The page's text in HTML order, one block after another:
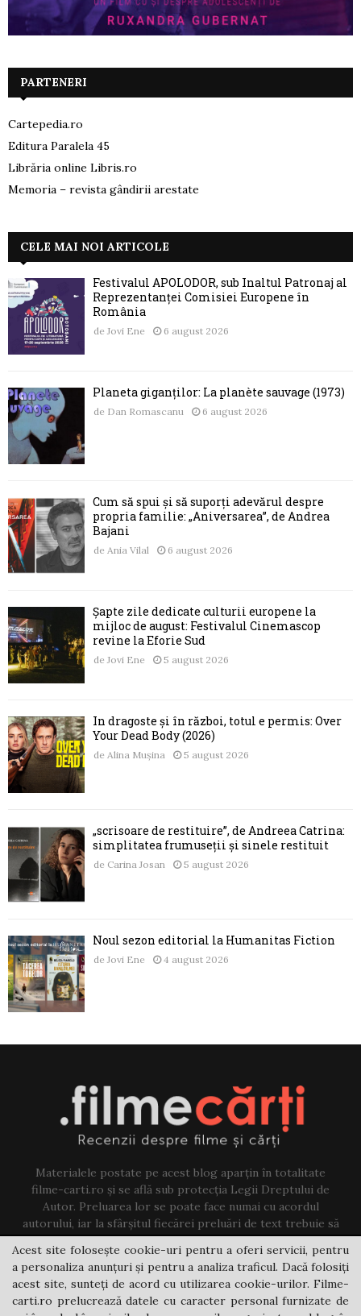
PARTENERI
Cartepedia.ro
Editura Paralela 45
Librăria online Libris.ro
Memoria – revista gândirii arestate
CELE MAI NOI ARTICOLE
Festivalul APOLODOR, sub Înaltul Patronaj al
Reprezentanței Comisiei Europene în
România
de Jovi Ene 6 august 2026
Planeta giganților: La planète sauvage (1973)
de Dan Romascanu 6 august 2026
Cum să spui și să suporți adevărul despre
propria familie: „Aniversarea”, de Andrea
Bajani
de Ania Vilal 6 august 2026
Șapte zile dedicate culturii europene la
mijloc de august: Festivalul Cinemascop
revine la Eforie Sud
de Jovi Ene 5 august 2026
În dragoste și în război, totul e permis: Over
Your Dead Body (2026)
de Alina Mușina 5 august 2026
„scrisoare de restituire”, de Andreea Catrina:
simplitatea frumuseții și sinele restituit
de Carina Josan 5 august 2026
Noul sezon editorial la Humanitas Fiction
de Jovi Ene 4 august 2026
Materialele postate pe acest blog aparțin în totalitate
filme-carti.ro și se află sub protecția Legii Dreptului de
Autor. Preluarea lor se poate face numai cu acordul
autorului, iar la sfârșitul fiecărei preluări de text trebuie să
existe un link către acest blog.
Contact us:jovi@filme-carti.ro
Acest site folosește cookie-uri pentru a oferi servicii, pentru
a personaliza anunțuri și pentru a analiza traficul. Dacă folosiți
acest site, sunteți de acord cu utilizarea cookie-urilor. Filme-
carti.ro prelucrează datele cu caracter personal furnizate de